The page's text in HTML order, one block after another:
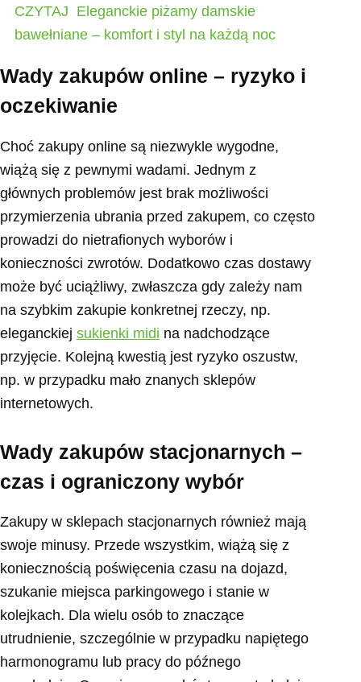
CZYTAJ Eleganckie piżamy damskie
bawełniane – komfort i styl na każdą noc
Wady zakupów online – ryzyko i
oczekiwanie
Choć zakupy online są niezwykle wygodne,
wiążą się z pewnymi wadami. Jednym z
głównych problemów jest brak możliwości
przymierzenia ubrania przed zakupem, co często
prowadzi do nietrafionych wyborów i
konieczności zwrotów. Dodatkowo czas dostawy
może być uciążliwy, zwłaszcza gdy zależy nam
na szybkim zakupie konkretnej rzeczy, np.
eleganckiej sukienki midi na nadchodzące
przyjęcie. Kolejną kwestią jest ryzyko oszustw,
np. w przypadku mało znanych sklepów
internetowych.
Wady zakupów stacjonarnych –
czas i ograniczony wybór
Zakupy w sklepach stacjonarnych również mają
swoje minusy. Przede wszystkim, wiążą się z
koniecznością poświęcenia czasu na dojazd,
szukanie miejsca parkingowego i stanie w
kolejkach. Dla wielu osób to znaczące
utrudnienie, szczególnie w przypadku napiętego
harmonogramu lub pracy do późnego